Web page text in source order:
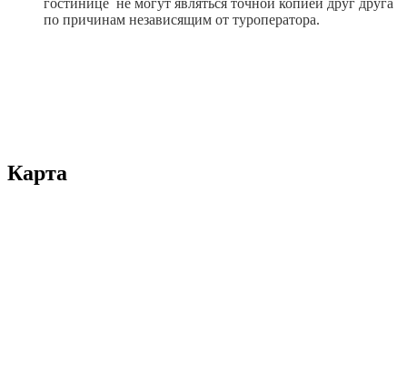
по причинам независящим от туроператора.
Карта